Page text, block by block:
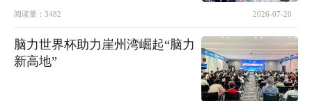
阅读量： 3482 2026-07-20
脑力世界杯助力崖州湾崛起“脑力
新高地”